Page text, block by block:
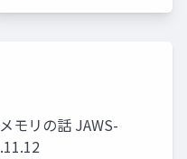
モリの話 JAWS-